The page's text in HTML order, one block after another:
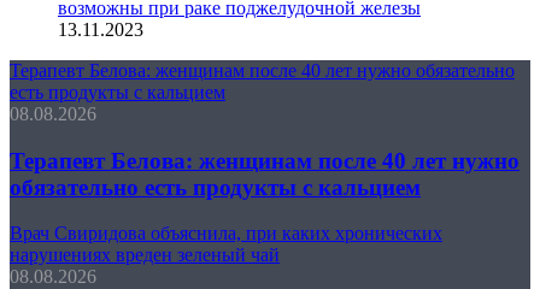
возможны при раке поджелудочной железы
13.11.2023
Терапевт Белова: женщинам после 40 лет нужно обязательно
есть продукты с кальцием
08.08.2026
Терапевт Белова: женщинам после 40 лет нужно
обязательно есть продукты с кальцием
Врач Свиридова объяснила, при каких хронических
нарушениях вреден зеленый чай
08.08.2026